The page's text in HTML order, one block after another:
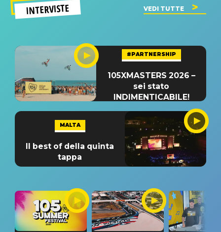
INTERVISTE VEDI TUTTE
#PARTNERSHIP
105XMASTERS 2026 –
sei stato
INDIMENTICABILE!
MALTA
Il best of della quinta
tappa